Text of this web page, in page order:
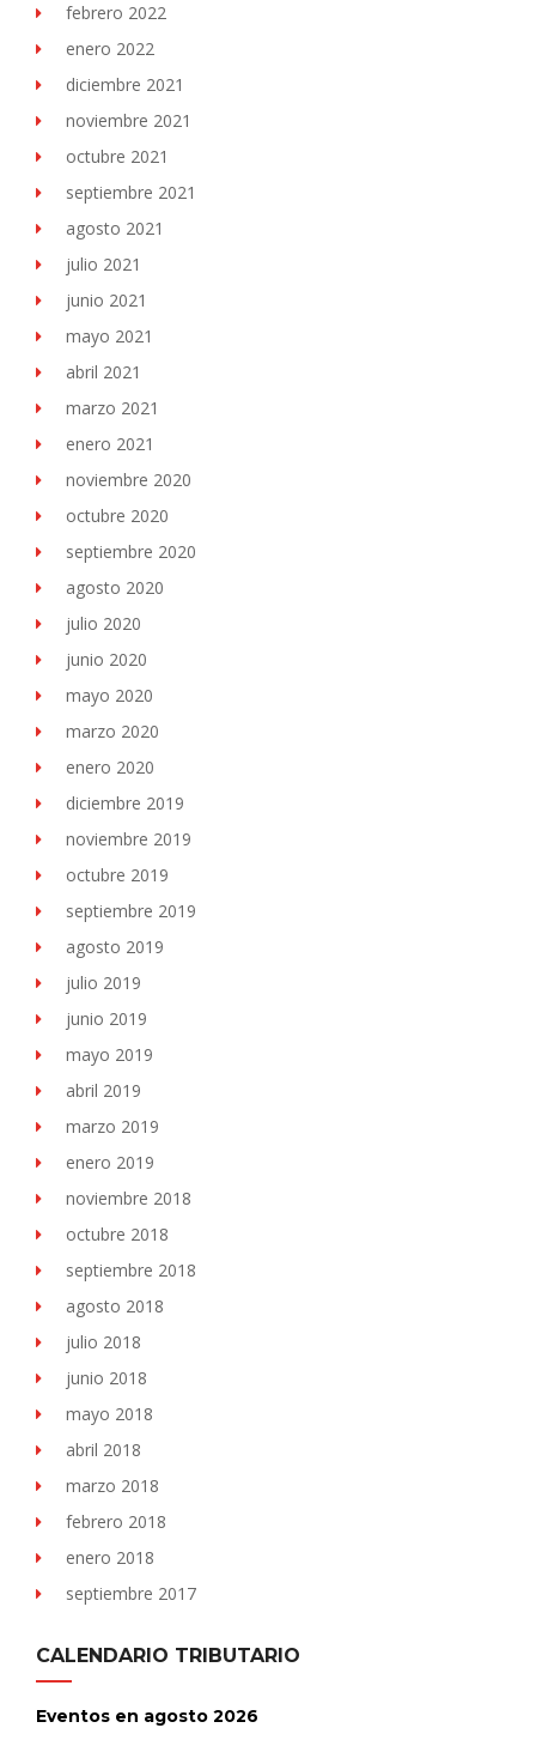
febrero 2022
enero 2022
diciembre 2021
noviembre 2021
octubre 2021
septiembre 2021
agosto 2021
julio 2021
junio 2021
mayo 2021
abril 2021
marzo 2021
enero 2021
noviembre 2020
octubre 2020
septiembre 2020
agosto 2020
julio 2020
junio 2020
mayo 2020
marzo 2020
enero 2020
diciembre 2019
noviembre 2019
octubre 2019
septiembre 2019
agosto 2019
julio 2019
junio 2019
mayo 2019
abril 2019
marzo 2019
enero 2019
noviembre 2018
octubre 2018
septiembre 2018
agosto 2018
julio 2018
junio 2018
mayo 2018
abril 2018
marzo 2018
febrero 2018
enero 2018
septiembre 2017
CALENDARIO TRIBUTARIO
Eventos en agosto 2026